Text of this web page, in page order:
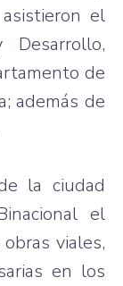
el
de
además de
la ciudad
el
viales,
en los